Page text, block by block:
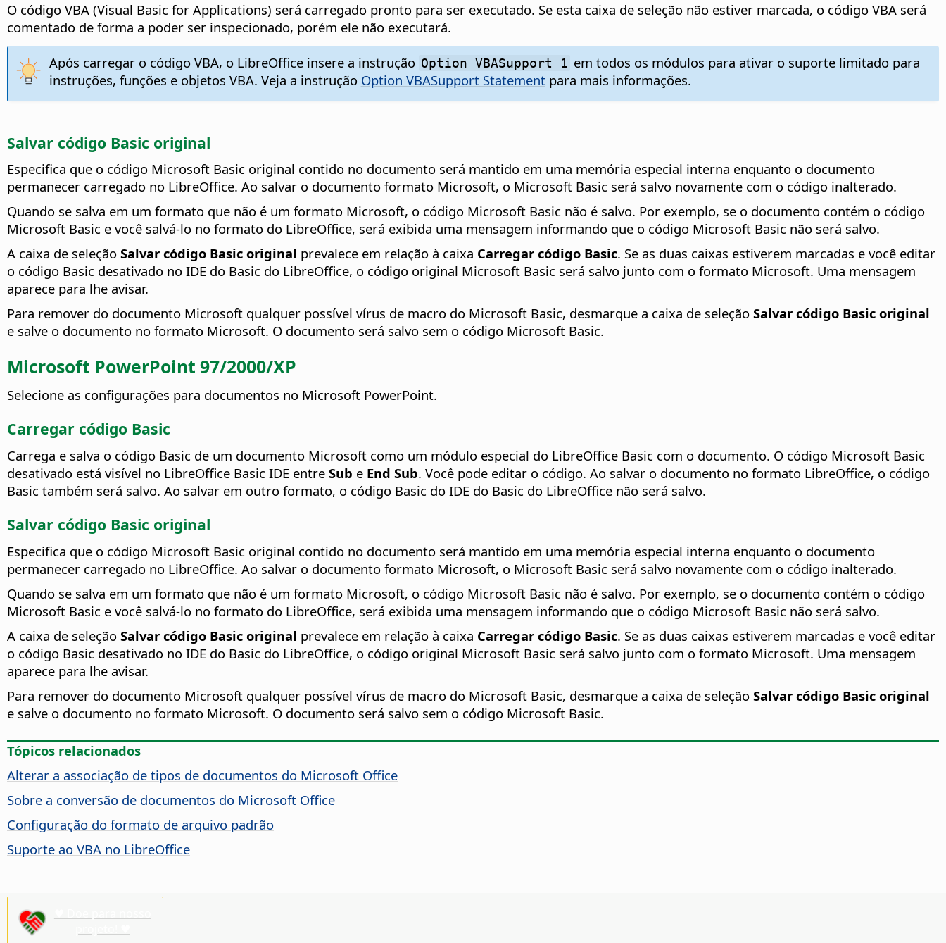
O código VBA (Visual Basic for Applications) será carregado pronto para ser executado. Se esta caixa de seleção não estiver marcada, o código VBA será
comentado de forma a poder ser inspecionado, porém ele não executará.
Após carregar o código VBA, o LibreOffice insere a instrução Option VBASupport 1 em todos os módulos para ativar o suporte limitado para
instruções, funções e objetos VBA. Veja a instrução Option VBASupport Statementpara mais informações.
Salvar código Basic original
Especifica que o código Microsoft Basic original contido no documento será mantido em uma memória especial interna enquanto o documento
permanecer carregado no LibreOffice. Ao salvar o documento formato Microsoft, o Microsoft Basic será salvo novamente com o código inalterado.
Quando se salva em um formato que não é um formato Microsoft, o código Microsoft Basic não é salvo. Por exemplo, se o documento contém o código
Microsoft Basic e você salvá-lo no formato do LibreOffice, será exibida uma mensagem informando que o código Microsoft Basic não será salvo.
A caixa de seleção Salvar código Basic original prevalece em relação à caixa Carregar código Basic. Se as duas caixas estiverem marcadas e você editar
o código Basic desativado no IDE do Basic do LibreOffice, o código original Microsoft Basic será salvo junto com o formato Microsoft. Uma mensagem
aparece para lhe avisar.
Para remover do documento Microsoft qualquer possível vírus de macro do Microsoft Basic, desmarque a caixa de seleção Salvar código Basic original
e salve o documento no formato Microsoft. O documento será salvo sem o código Microsoft Basic.
Microsoft PowerPoint 97/2000/XP
Selecione as configurações para documentos no Microsoft PowerPoint.
Carregar código Basic
Carrega e salva o código Basic de um documento Microsoft como um módulo especial do LibreOffice Basic com o documento. O código Microsoft Basic
desativado está visível no LibreOffice Basic IDE entre Sub e End Sub. Você pode editar o código. Ao salvar o documento no formato LibreOffice, o código
Basic também será salvo. Ao salvar em outro formato, o código Basic do IDE do Basic do LibreOffice não será salvo.
Salvar código Basic original
Especifica que o código Microsoft Basic original contido no documento será mantido em uma memória especial interna enquanto o documento
permanecer carregado no LibreOffice. Ao salvar o documento formato Microsoft, o Microsoft Basic será salvo novamente com o código inalterado.
Quando se salva em um formato que não é um formato Microsoft, o código Microsoft Basic não é salvo. Por exemplo, se o documento contém o código
Microsoft Basic e você salvá-lo no formato do LibreOffice, será exibida uma mensagem informando que o código Microsoft Basic não será salvo.
A caixa de seleção Salvar código Basic original prevalece em relação à caixa Carregar código Basic. Se as duas caixas estiverem marcadas e você editar
o código Basic desativado no IDE do Basic do LibreOffice, o código original Microsoft Basic será salvo junto com o formato Microsoft. Uma mensagem
aparece para lhe avisar.
Para remover do documento Microsoft qualquer possível vírus de macro do Microsoft Basic, desmarque a caixa de seleção Salvar código Basic original
e salve o documento no formato Microsoft. O documento será salvo sem o código Microsoft Basic.
Tópicos relacionados
Alterar a associação de tipos de documentos do Microsoft Office
Sobre a conversão de documentos do Microsoft Office
Configuração do formato de arquivo padrão
Suporte ao VBA no LibreOffice